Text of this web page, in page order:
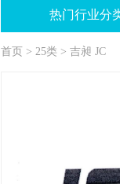
热门行业分
首页 > 25类 > 吉昶 JC